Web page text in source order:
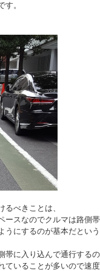
。
べきことは、
ースなのでクルマは路側
うにするのが基本だとい
帯に入り込んで通行する
ていることが多いので速